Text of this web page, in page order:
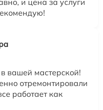
вашей мастерской!
отремонтировали
работает как